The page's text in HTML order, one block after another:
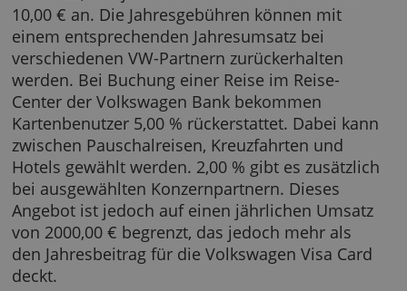
Diese Kreditkarte gibt es für 33,00 € im Jahr;
Zusatzkarte für Freunde oder
kostet 22,00 € jährlich. Bei Kartenverlust
10,00 € an. Die Jahresgebühren können mit
einem entsprechenden Jahresumsatz bei
verschiedenen VW-Partnern zurückerhalten
werden. Bei Buchung einer Reise im Reise-
Center der Volkswagen Bank bekommen
Kartenbenutzer 5,00 % rückerstattet. Dabei
zwischen Pauschalreisen, Kreuzfahrten und
Hotels gewählt werden. 2,00 % gibt es